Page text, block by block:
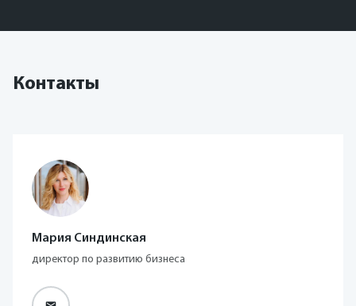
Контакты
Мария Синдинская
директор по развитию бизнеса